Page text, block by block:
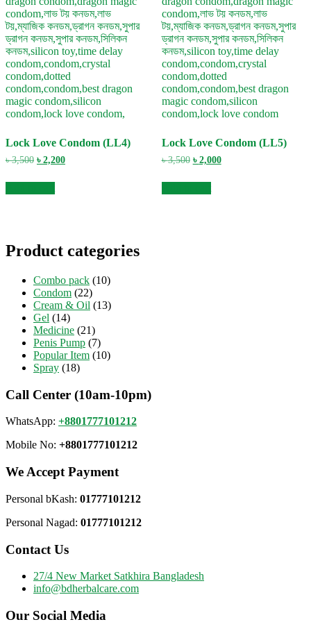
Lock Love Condom (LL4)
৳3,500 Original
was:
৳ 3,500.
৳ 2,200Current
Lock Love Condom (LL5)
৳3,500 Original
was:
৳ 3,500.
৳ 2,000Current
Product categories
Combo pack (10)
Condom (22)
Cream & Oil (13)
Gel (14)
Medicine (21)
Penis Pump (7)
Popular Item (10)
Spray (18)
Call Center (10am-10pm)
WhatsApp: +8801777101212
Mobile No: +8801777101212
We Accept Payment
Personal bKash: 01777101212
Personal Nagad: 01777101212
Contact Us
27/4 New Market Satkhira Bangladesh
info@bdherbalcare.com
Our Social Media